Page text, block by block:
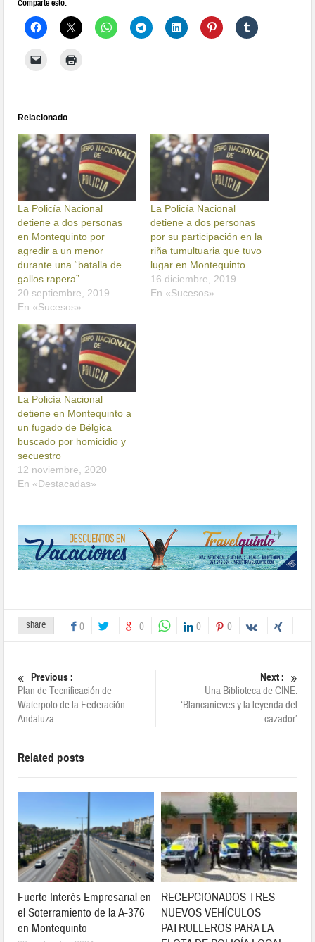
Comparte esto:
Relacionado
La Policía Nacional
detiene a dos personas
en Montequinto por
agredir a un menor
durante una “batalla de
gallos rapera”
20 septiembre, 2019
En «Sucesos»
La Policía Nacional
detiene a dos personas
por su participación en la
riña tumultuaria que tuvo
lugar en Montequinto
16 diciembre, 2019
En «Sucesos»
La Policía Nacional
detiene en Montequinto a
un fugado de Bélgica
buscado por homicidio y
secuestro
12 noviembre, 2020
En «Destacadas»
share 0 0 0 0
Previous :
Plan de Tecnificación de
Waterpolo de la Federación
Andaluza
Next :
Una Biblioteca de CINE:
‘Blancanieves y la leyenda del
cazador’
Related posts
Fuerte Interés Empresarial en
el Soterramiento de la A-376
en Montequinto
RECEPCIONADOS TRES
NUEVOS VEHÍCULOS
PATRULLEROS PARA LA